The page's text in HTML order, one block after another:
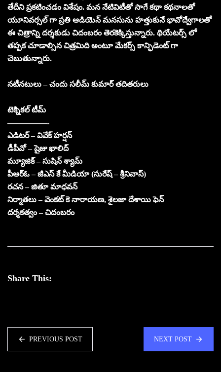
తేదీని ప్రకటించడం విశేషం. మన నేటివిటీతో సాగే కథా కథనాలతో
యూనివర్సల్ గా ప్రతి ఆడియెన్ మనసును హత్తుకునే భావోద్వేగాలతో
ఈ చిత్రాన్ని దర్శకుడు చిదంబరం తెరకెక్కిస్తున్నారు. థియేటర్స్ లో
తప్పక చూడాల్సిన చిత్రమిది అంటూ మేకర్స్ కాన్ఫిడెంట్ గా
చెబుతున్నారు.
నటీనటులు – చందు సలీమ్ కుమార్ తదితరులు
టెక్నికల్ టీమ్
—————-
ఎడిటర్ – వివేక్ హర్షన్
డీపీవో – షైజు ఖాలిద్
మ్యూజిక్ – సుషిన్ శ్యామ్
పీఆర్ఓ – జీఎస్ కే మీడియా (సురేష్ – శ్రీనివాస్)
రచన – జితూ మాధవన్
నిర్మాతలు – వెంకట్ కె నారాయణ, శైలజా దేశాయి ఫెన్
దర్శకత్వం – చిదంబరం
Share This:
PREVIOUS POST NEXT POST